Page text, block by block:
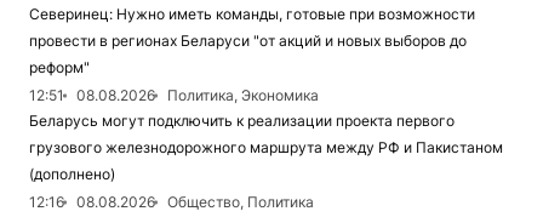
Северинец: Нужно иметь команды, готовые при возможности
провести в регионах Беларуси "от акций и новых выборов до
реформ"
12:51
08.08.2026
Политика, Экономика
Беларусь могут подключить к реализации проекта первого
грузового железнодорожного маршрута между РФ и Пакистаном
(дополнено)
12:16
08.08.2026
Общество, Политика